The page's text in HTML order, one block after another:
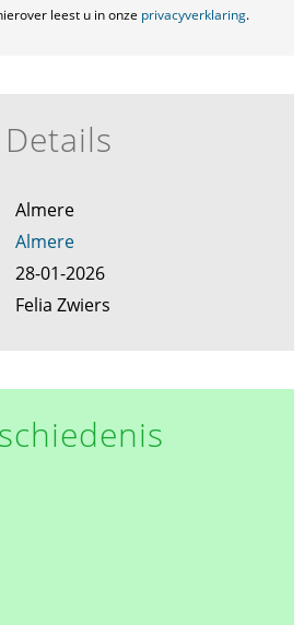
leest u in onze privacyverklaring.
Details
Almere
Almere
28-01-2026
Felia Zwiers